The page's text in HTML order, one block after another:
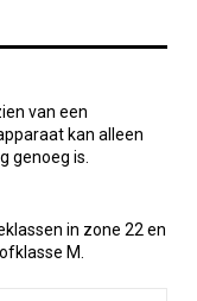
van een
kan alleen
genoeg is.
in zone 22 en
M.